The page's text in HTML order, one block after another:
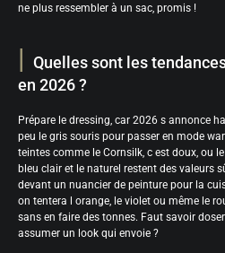
ne plus ressembler à un sac, promis !
Quelles sont les
en 2026 ?
Prépare le dressing, car 2026 s annonce
peu le gris souris pour passer en mode
teintes comme le Cornsilk, c est doux, ou
bleu clair et le naturel restent des valeurs
devant un nuancier de peinture pour la
on tentera l orange, le violet ou même le
sans en faire des tonnes. Faut savoir
assumer un look qui envoie ?